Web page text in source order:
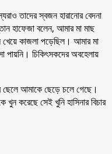
তাদের স্বজন হারানোর বেদনা
হাফেজা বলেন, আমার মা মাছ
খেয়ে কাজলা পড়েছিল। আমার মা
পায়নি। চিকিৎসকদের অবহেলায়
ছেলে আমাকে ছেড়ে চলে গেছে।
করেছে সেই খুনি হাসিনার বিচার